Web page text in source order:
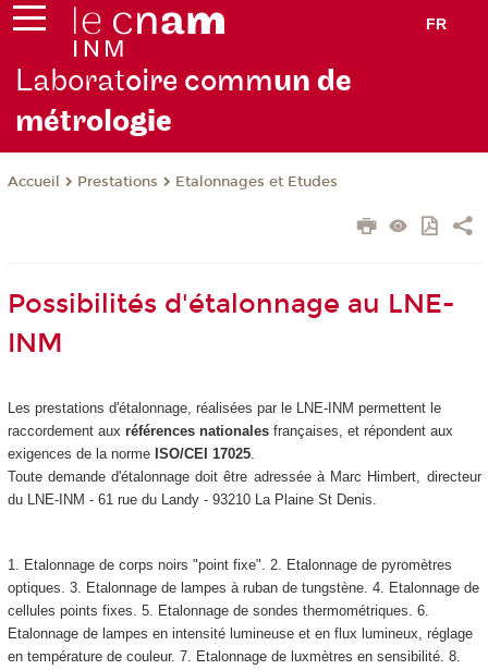
FR
Laboratoire commun de
métrologie
Accueil Prestations Etalonnages et Etudes
Possibilités d'étalonnage au LNE-
INM
Les prestations d'étalonnage, réalisées par le LNE-INM permettent le
raccordement aux références nationalesfrançaises, et répondent aux
exigences de la norme ISO/CEI 17025.
Toute demande d'étalonnage doit être adressée à Marc Himbert, directeur
du LNE-INM - 61 rue du Landy - 93210 La Plaine St Denis.
1. Etalonnage de corps noirs "point fixe". 2. Etalonnage de pyromètres
optiques. 3. Etalonnage de lampes à ruban de tungstène. 4. Etalonnage de
cellules points fixes. 5. Etalonnage de sondes thermométriques. 6.
Etalonnage de lampes en intensité lumineuse et en flux lumineux, réglage
en température de couleur. 7. Etalonnage de luxmètres en sensibilité. 8.